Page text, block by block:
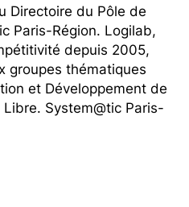
Directoire du Pôle de
Paris-Région. Logilab,
depuis 2005,
groupes thématiques
et Développement de
System@tic Paris-